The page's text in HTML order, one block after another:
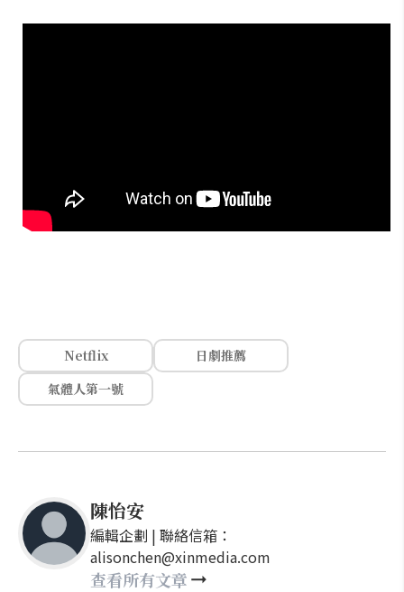
Netflix
日劇推薦
氣體人第一號
陳怡安
編輯企劃 | 聯絡信箱：
alisonchen@xinmedia.com
查看所有文章